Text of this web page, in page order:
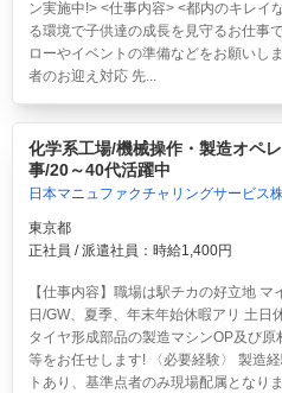
ン実施中!> <仕事内容> <都内のキレイ
る環境で子供達の成長を見守るお仕事
ローやイベントの準備などをお願いし
者のお迎え対応 先...
化学系工場/機械操作・製造オペ
事/20～40代活躍中
日本マニュファクチャリングサービス
東京都
正社員 / 派遣社員：時給1,400円
【仕事内容】職場は駅チカの好立地
日/GW、夏季、年末年始休暇アリ 土日
タイヤ形成部品の製造マシンOP及び
等をお任せします! 〈必要経験〉 製造
トあり、基準点者のみ現場配属となり